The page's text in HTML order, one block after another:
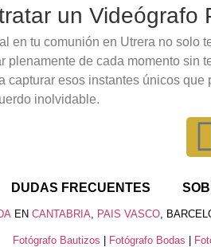
un Videógrafo
en tu comunión en Utrera no solo
plenamente de cada momento sin
capturar esos instantes únicos que
inolvidable.
DUDAS FRECUENTES
EN CANTABRIA PAIS VASCO,
Fotógrafo Bautizos Fotógrafo Bodas